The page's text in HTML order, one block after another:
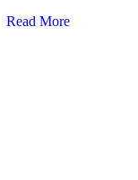
Read More